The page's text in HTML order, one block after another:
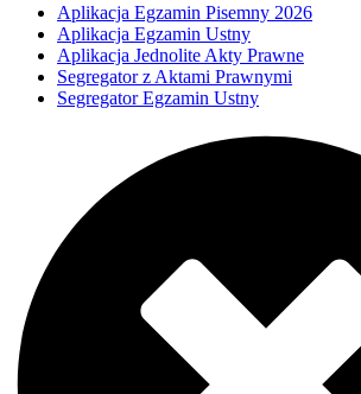
Aplikacja Egzamin Pisemny 2026
Aplikacja Egzamin Ustny
Aplikacja Jednolite Akty Prawne
Segregator z Aktami Prawnymi
Segregator Egzamin Ustny